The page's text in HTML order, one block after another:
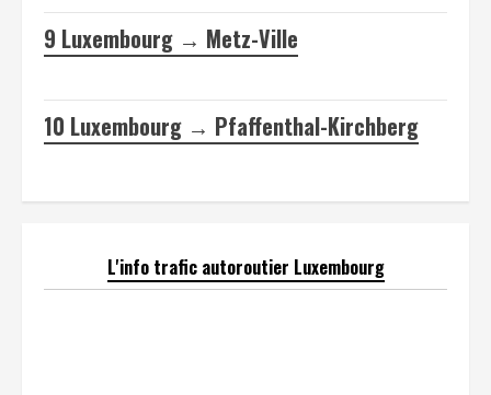
9 Luxembourg → Metz-Ville
10 Luxembourg → Pfaffenthal-Kirchberg
L'info trafic autoroutier Luxembourg